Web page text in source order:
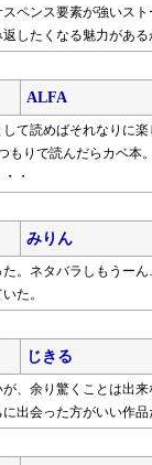
ペンス要素が強いス
したくなる魅力があ
ALFA
て読めばそれなりに楽
もりで読んだらカベ本。
・
みりん
た。ネタバラしもうー
た。
じきる
、余り驚くことは出来
出会った方がいい作品